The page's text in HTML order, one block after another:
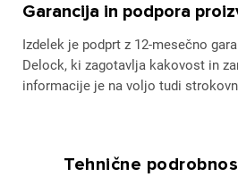
Garancija in podpora
Izdelek je podprt z 12-mesečno
Delock, ki zagotavlja kakovost in
informacije je na voljo tudi
Tehnične